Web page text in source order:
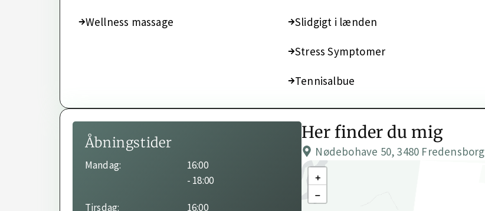
Wellness massage Slidgigt i lænden
Stress Symptomer
Tennisalbue
Åbningstider
Mandag:
16:00
- 18:00
Tirsdag:
16:00
Behandleren har ikke angivet sine
åbningstider endnu.
Her finder du mig
Nødebohave 50, 3480 Fredensborg
+
−